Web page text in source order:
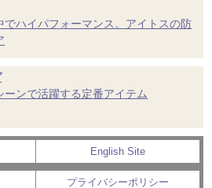
でハイパフォーマンス。アイトスの防
ーンで活躍する定番アイテム
English Site
プライバシーポリシー